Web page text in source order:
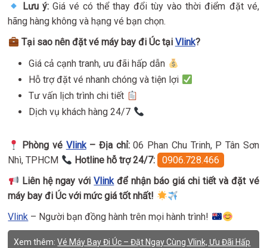
Lưu ý:Giá vé có thể thay đổi tùy vào thời điểm đặt vé,
hãng hàng không và hạng vé bạn chọn.
Tại sao nên đặt vé máy bay đi Úc tại Vlink?
Giá cả cạnh tranh, ưu đãi hấp dẫn
Hỗ trợ đặt vé nhanh chóng và tiện lợi
Tư vấn lịch trình chi tiết
Dịch vụ khách hàng 24/7
Phòng vé Vlink– Địa chỉ:06 Phan Chu Trinh, P Tân Sơn
Nhì, TPHCM
Hotline hỗ trợ 24/7:
0906.728.466
Liên hệ ngay vớiVlinkđể nhận báo giá chi tiết và đặt vé
máy bay đi Úc với mức giá tốt nhất!
Vlink – Người bạn đồng hành trên mọi hành trình!
Xem thêm:Vé Máy Bay Đi Úc – Đặt Ngay Cùng Vlink, Ưu Đãi Hấp